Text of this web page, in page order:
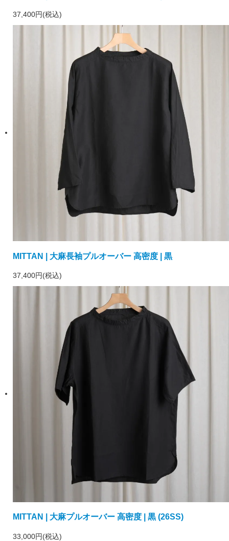
37,400円(税込)
MITTAN | 大麻長袖プルオーバー 高密度 | 黒
37,400円(税込)
MITTAN | 大麻プルオーバー 高密度 | 黒 (26SS)
33,000円(税込)